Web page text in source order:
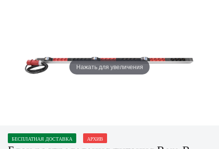
Нажать для увеличения
БЕСПЛАТНАЯ ДОСТАВКА АРХИВ